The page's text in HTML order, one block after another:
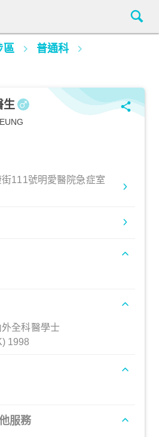
區
普通科
生
111號明愛醫院急症室
全科醫學士
1998
服務